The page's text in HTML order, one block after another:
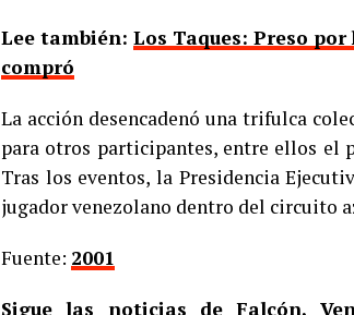
Lee también: Los Taques: Preso
compró
La acción desencadenó una trifulca
para otros participantes, entre ellos el
Tras los eventos, la Presidencia
jugador venezolano dentro del circuito
Fuente: 2001
Sigue las noticias de Falcón,